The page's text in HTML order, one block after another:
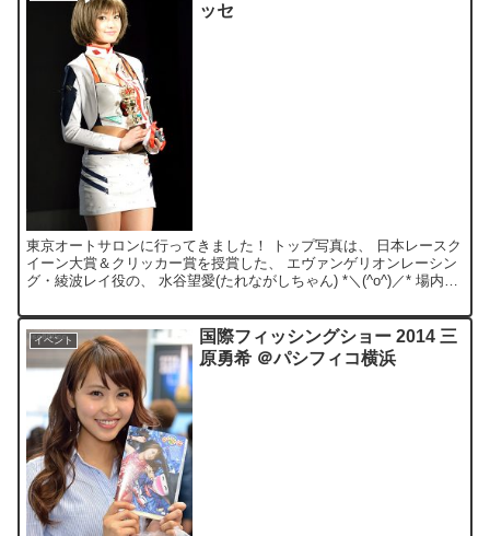
ッセ
東京オートサロンに行ってきました！ トップ写真は、 日本レースク
イーン大賞＆クリッカー賞を授賞した、 エヴァンゲリオンレーシン
グ・綾波レイ役の、 水谷望愛(たれながしちゃん) *＼(^o^)／* 場内に
イベント
国際フィッシングショー 2014 三
原勇希 ＠パシフィコ横浜